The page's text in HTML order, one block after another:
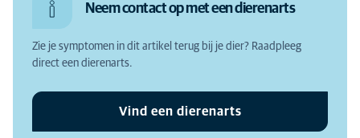
Oorontsteking kat: de oorzaak
Neem contact op met een dierenarts
Zie je symptomen in dit artikel terug bij je dier? Raadpleeg
direct een dierenarts.
Vind een dierenarts